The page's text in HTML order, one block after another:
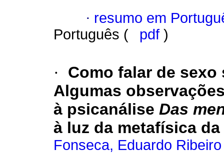
· resumo em
Português (
pdf )
·
Como falar de
Algumas
à psicanálise Das
à luz da metafísica
Fonseca, Eduardo